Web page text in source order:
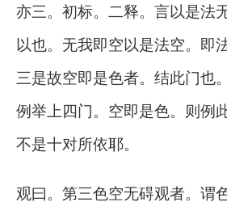
亦三。初标。二释。言以是法
以也。无我即空以是法空。即
三是故空即是色者。结此门也
例举上四门。空即是色。则例
不是十对所依耶。
观曰。第三色空无碍观者。谓